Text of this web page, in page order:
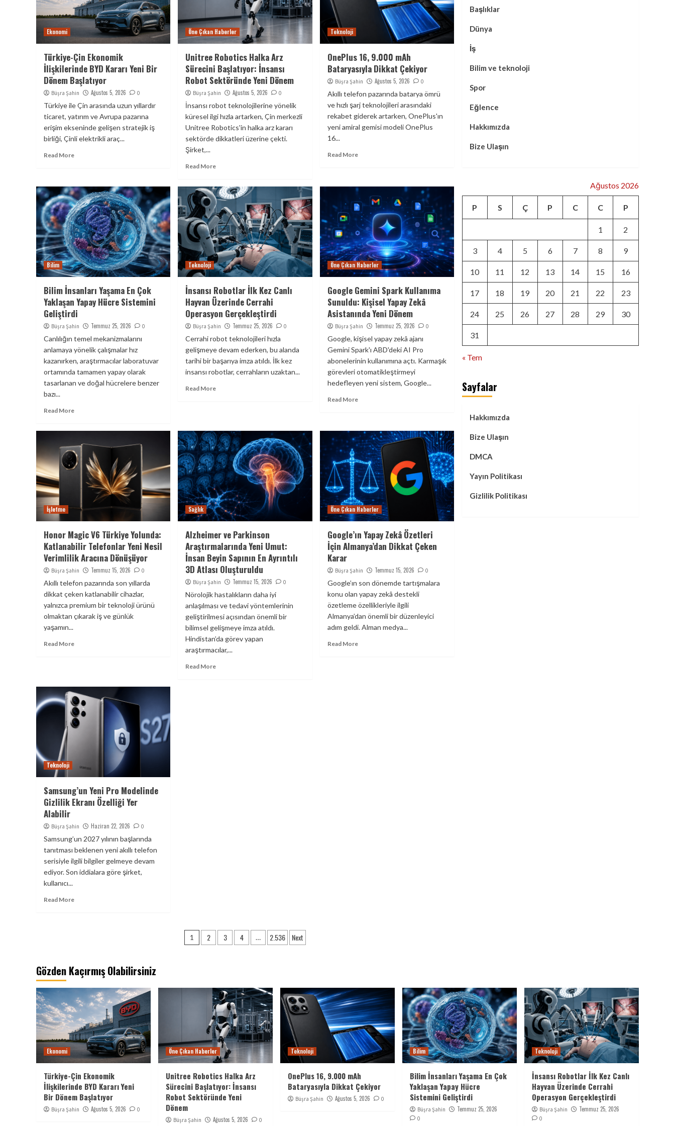
Ekonomi
Türkiye-Çin Ekonomik
İlişkilerinde BYD Kararı Yeni Bir
Dönem Başlatıyor
Büşra Şahin Ağustos 5, 2026 0
Türkiye ile Çin arasında uzun yıllardır
ticaret, yatırım ve Avrupa pazarına
erişim ekseninde gelişen stratejik iş
birliği, Çinli elektrikli araç...
Read More
Öne Çıkan Haberler
Unitree Robotics Halka Arz
Sürecini Başlatıyor: İnsansı
Robot Sektöründe Yeni Dönem
Büşra Şahin Ağustos 5, 2026 0
İnsansı robot teknolojilerine yönelik
küresel ilgi hızla artarken, Çin merkezli
Unitree Robotics'in halka arz kararı
sektörde dikkatleri üzerine çekti.
Şirket,...
Read More
Teknoloji
OnePlus 16, 9.000 mAh
Bataryasıyla Dikkat Çekiyor
Büşra Şahin Ağustos 5, 2026 0
Akıllı telefon pazarında batarya ömrü
ve hızlı şarj teknolojileri arasındaki
rekabet giderek artarken, OnePlus'ın
yeni amiral gemisi modeli OnePlus
16...
Read More
Bilim
Bilim İnsanları Yaşama En Çok
Yaklaşan Yapay Hücre Sistemini
Geliştirdi
Büşra Şahin Temmuz 25, 2026 0
Canlılığın temel mekanizmalarını
anlamaya yönelik çalışmalar hız
kazanırken, araştırmacılar laboratuvar
ortamında tamamen yapay olarak
tasarlanan ve doğal hücrelere benzer
bazı...
Read More
Teknoloji
İnsansı Robotlar İlk Kez Canlı
Hayvan Üzerinde Cerrahi
Operasyon Gerçekleştirdi
Büşra Şahin Temmuz 25, 2026 0
Cerrahi robot teknolojileri hızla
gelişmeye devam ederken, bu alanda
tarihi bir başarıya imza atıldı. İlk kez
insansı robotlar, cerrahların uzaktan...
Read More
Öne Çıkan Haberler
Google Gemini Spark Kullanıma
Sunuldu: Kişisel Yapay Zekâ
Asistanında Yeni Dönem
Büşra Şahin Temmuz 25, 2026 0
Google, kişisel yapay zekâ ajanı
Gemini Spark'ı ABD'deki AI Pro
abonelerinin kullanımına açtı. Karmaşık
görevleri otomatikleştirmeyi
hedefleyen yeni sistem, Google...
Read More
İşletme
Honor Magic V6 Türkiye Yolunda:
Katlanabilir Telefonlar Yeni Nesil
Verimlilik Aracına Dönüşüyor
Büşra Şahin Temmuz 15, 2026 0
Akıllı telefon pazarında son yıllarda
dikkat çeken katlanabilir cihazlar,
yalnızca premium bir teknoloji ürünü
olmaktan çıkarak iş ve günlük
yaşamın...
Read More
Sağlık
Alzheimer ve Parkinson
Araştırmalarında Yeni Umut:
İnsan Beyin Sapının En Ayrıntılı
3D Atlası Oluşturuldu
Büşra Şahin Temmuz 15, 2026 0
Nörolojik hastalıkların daha iyi
anlaşılması ve tedavi yöntemlerinin
geliştirilmesi açısından önemli bir
bilimsel gelişmeye imza atıldı.
Hindistan’da görev yapan
araştırmacılar,...
Read More
Öne Çıkan Haberler
Google’ın Yapay Zekâ Özetleri
İçin Almanya’dan Dikkat Çeken
Karar
Büşra Şahin Temmuz 15, 2026 0
Google’ın son dönemde tartışmalara
konu olan yapay zekâ destekli
özetleme özellikleriyle ilgili
Almanya’dan önemli bir düzenleyici
adım geldi. Alman medya...
Read More
Teknoloji
Samsung’un Yeni Pro Modelinde
Gizlilik Ekranı Özelliği Yer
Alabilir
Büşra Şahin Haziran 22, 2026 0
Samsung’un 2027 yılının başlarında
tanıtması beklenen yeni akıllı telefon
serisiyle ilgili bilgiler gelmeye devam
ediyor. Son iddialara göre şirket,
kullanıcı...
Read More
Yazı
1 2 3 4 … 2.536 Next
Başlıklar
Dünya
İş
Bilim ve teknoloji
Spor
Eğlence
Hakkımızda
Bize Ulaşın
Ağustos 2026
P S Ç P C C P
1 2
3 4 5 6 7 8 9
10 11 12 13 14 15 16
17 18 19 20 21 22 23
24 25 26 27 28 29 30
31
« Tem
Sayfalar
Hakkımızda
Bize Ulaşın
DMCA
Yayın Politikası
Gizlilik Politikası
Gözden Kaçırmış Olabilirsiniz
Ekonomi
Türkiye-Çin Ekonomik
İlişkilerinde BYD Kararı Yeni
Bir Dönem Başlatıyor
Büşra Şahin Ağustos 5, 2026 0
Öne Çıkan Haberler
Unitree Robotics Halka Arz
Sürecini Başlatıyor: İnsansı
Robot Sektöründe Yeni
Dönem
Büşra Şahin Ağustos 5, 2026 0
Teknoloji
OnePlus 16, 9.000 mAh
Bataryasıyla Dikkat Çekiyor
Büşra Şahin Ağustos 5, 2026 0
Bilim
Bilim İnsanları Yaşama En Çok
Yaklaşan Yapay Hücre
Sistemini Geliştirdi
Büşra Şahin Temmuz 25, 2026
0
Teknoloji
İnsansı Robotlar İlk Kez Canlı
Hayvan Üzerinde Cerrahi
Operasyon Gerçekleştirdi
Büşra Şahin Temmuz 25, 2026
0